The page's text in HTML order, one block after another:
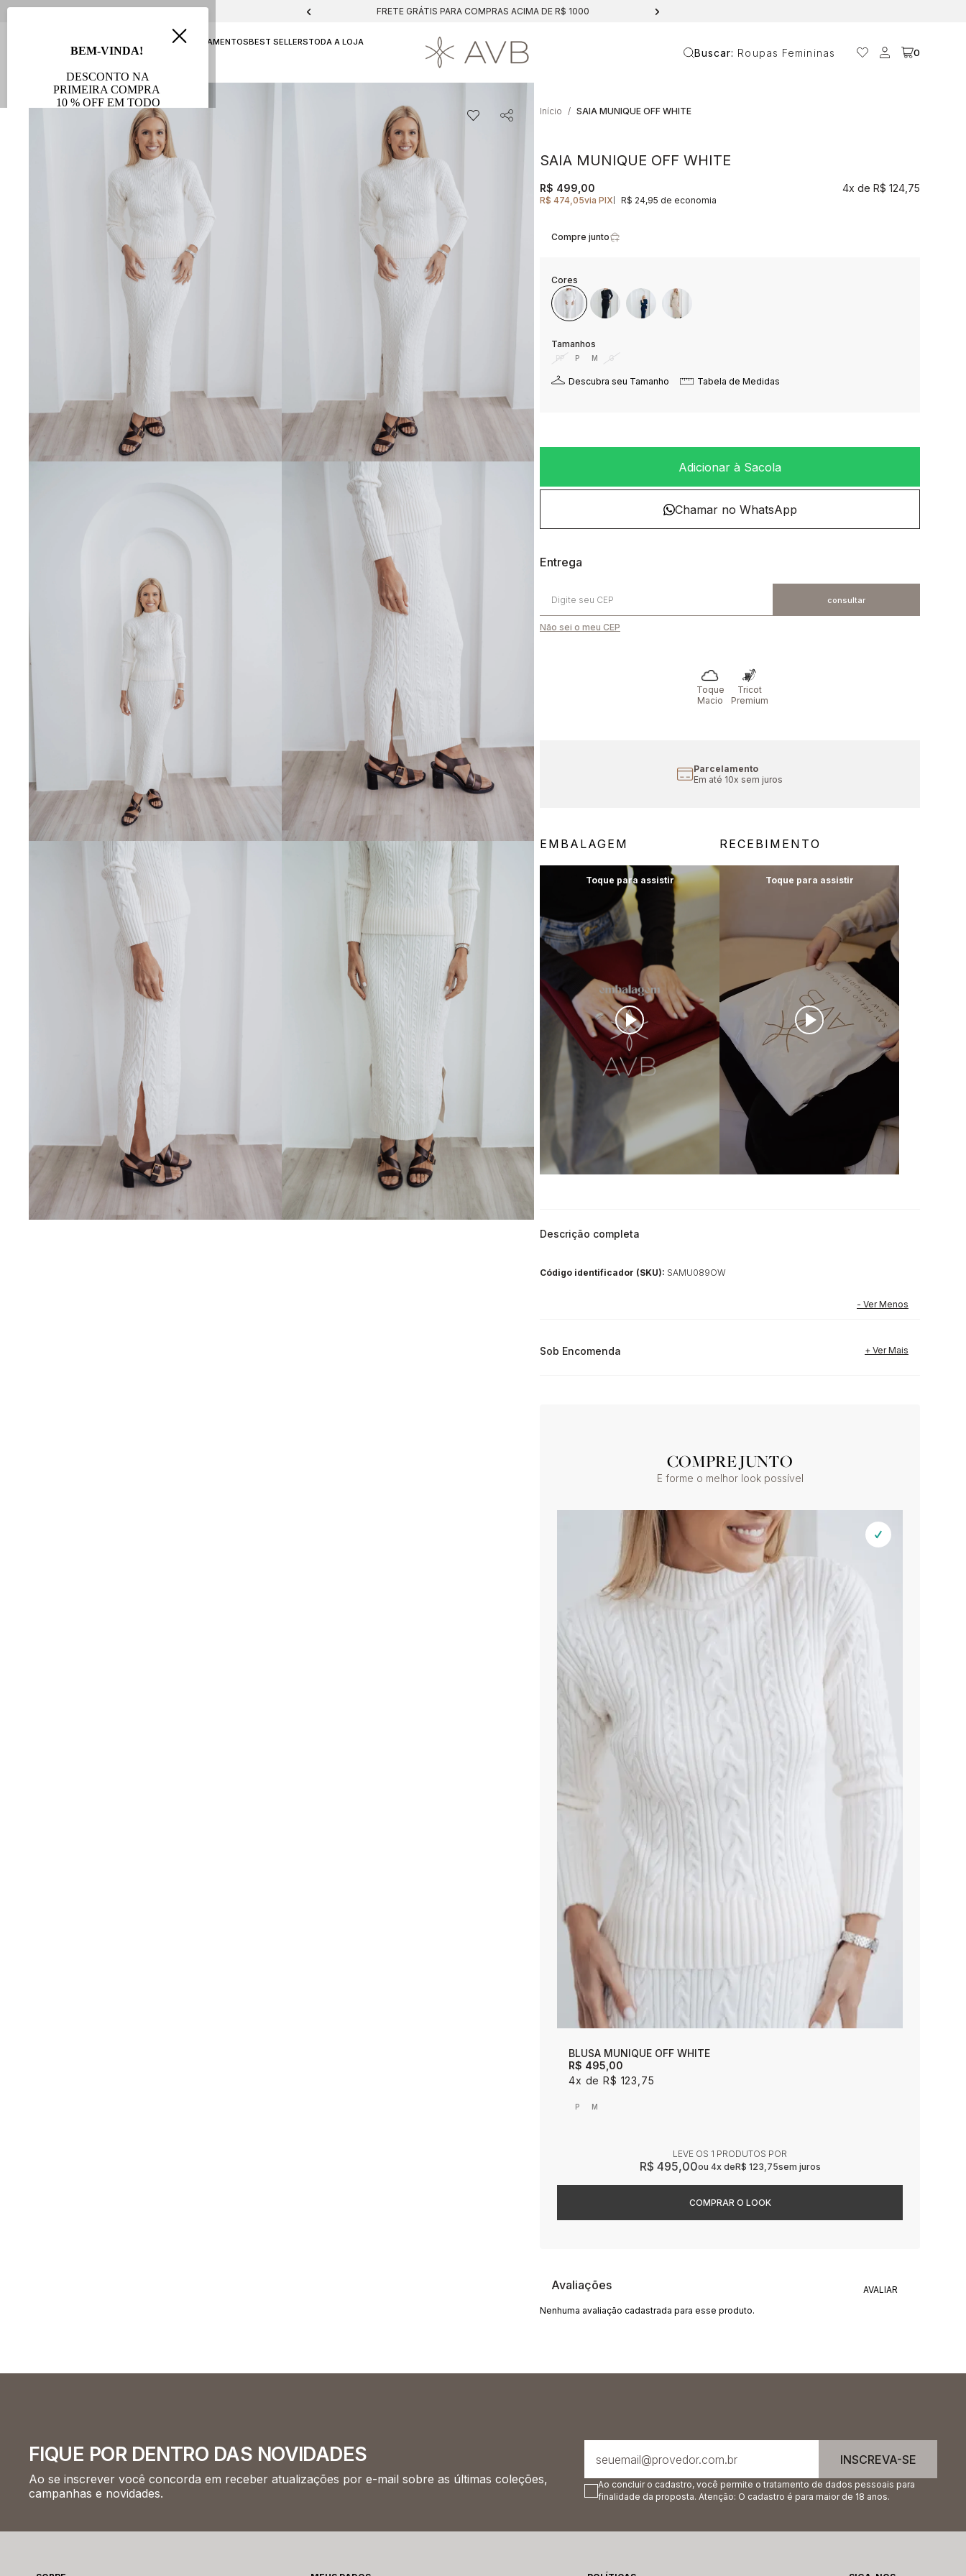
FRETE GRÁTIS PARA COMPRAS ACIMA DE R$ 1000
ATEMPORALLANÇAMENTOSBEST SELLERSTODA A LOJA
Buscar: Roupas Femininas 0
Início SAIA MUNIQUE OFF WHITE
SAIA MUNIQUE OFF WHITE
R$ 474,05via PIX R$ 24,95 de economia
R$ 499,00 4x R$ 124,75
Compre junto
PP P M G
Descubra seu Tamanho Tabela de Medidas
Adicionar à Sacola
Não sei o meu CEP
Toque
Macio
Tricot
Premium
Cupom Primeira Compra
Aproveite 10% off
EMBALAGEM RECEBIMENTO
Descrição completa
Código identificador (SKU): SAMU089OW
Sob Encomenda
COMPRE JUNTO
E forme o melhor look possível
BLUSA MUNIQUE OFF WHITE
R$ 495,00
4x
R$ 123,75
P M
LEVE OS 1 PRODUTOS
R$ 495,00 4x R$ 123,75sem juros
Avaliações
Nenhuma avaliação cadastrada para esse produto.
FIQUE POR DENTRO DAS NOVIDADES
Ao se inscrever você concorda em receber atualizações por e-mail sobre as últimas coleções,
campanhas e novidades.
INSCREVA-SE
Ao concluir o cadastro, você permite o tratamento de dados pessoais para
finalidade da proposta. Atenção: O cadastro é para maior de 18 anos.